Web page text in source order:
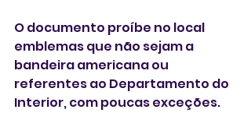
O documento proíbe no local
emblemas que não sejam a
bandeira americana ou
referentes ao Departamento do
Interior, com poucas exceções.